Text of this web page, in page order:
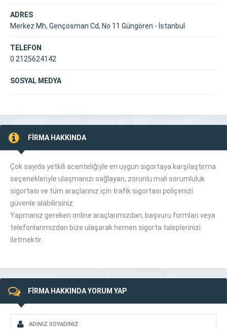
ADRES
Merkez Mh, Gençosman Cd, No 11 Güngören - İstanbul
TELEFON
0 2125624142
SOSYAL MEDYA
FİRMA HAKKINDA
Çok sayıda yetkili acenteliğiyle en uygun sigortaya karşılaştırma
seçenekleriyle ulaşmanızı sağlayan, zorunlu mali sorumluluk
sigortası ve tüm araçlarınız için trafik sigortası poliçenizi
güvenle alabilirsiniz.
Yapmanız gereken online araçlarımızdan, başvuru formları veya
telefonlarımızdan bize ulaşarak hemen sigorta taleplerinizi
iletmektir.
FİRMA HAKKINDA YORUM YAP